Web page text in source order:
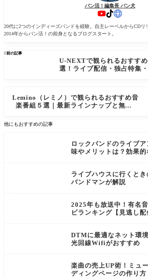
バン活！編集長 バン犬
20代に2つのインディーズバンドを経験。自主レーベルからCDリ
2014年からバン活！の前身となるブログスタート。
前の記事
U-NEXTで観られるおすす
選！ライブ配信・独占特集
Lemino（レミノ）で観られるおすすめ音
楽番組５選｜最新ラインナップと無料視
他にもおすすめの記事
ロックバンドのライブ
味やメリットは？効果
ライブハウスに行くとき
バンドマンが解説
2025年も放送中！有名
ビランキング【見逃し配
DTMに最適なネット環
光回線Wifiがおすすめ
楽曲の売上UP術！ミュ
ディングページの作り方